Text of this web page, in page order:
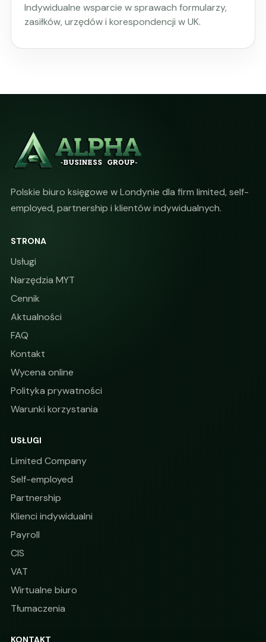
Indywidualne wsparcie w sprawach formularzy,
zasiłków, urzędów i korespondencji w UK.
Polskie biuro księgowe w Londynie dla firm limited, self-
employed, partnership i klientów indywidualnych.
STRONA
Usługi
Narzędzia MYT
Cennik
Aktualności
FAQ
Kontakt
Wycena online
Polityka prywatności
Warunki korzystania
USŁUGI
Limited Company
Self-employed
Partnership
Klienci indywidualni
Payroll
CIS
VAT
Wirtualne biuro
Tłumaczenia
KONTAKT